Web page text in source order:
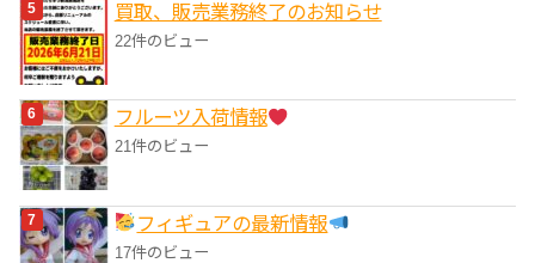
買取、販売業務終了のお知らせ
22件のビュー
フルーツ入荷情報
21件のビュー
フィギュアの最新情報
17件のビュー